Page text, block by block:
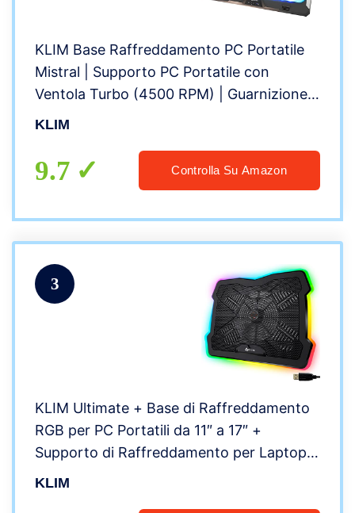
KLIM Base Raffreddamento PC Portatile
Mistral | Supporto PC Portatile con
Ventola Turbo (4500 RPM) | Guarnizione
in Gomma e Filtri Anti-Polvere | Evita Il
2022
KLIM
9.7 Controlla Su Amazon
3
KLIM Ultimate + Base di Raffreddamento
RGB per PC Portatili da 11″ a 17″ +
Supporto di Raffreddamento per Laptop
da Gaming + novità 2022 + USB + Stabile
KLIM